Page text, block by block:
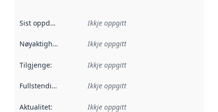
Sist oppdatert Ikkje oppgitt
Nøyaktigheit Ikkje oppgitt
Tilgjenge: Ikkje oppgitt
Fullstendigheit Ikkje oppgitt
Aktualitet: Ikkje oppgitt